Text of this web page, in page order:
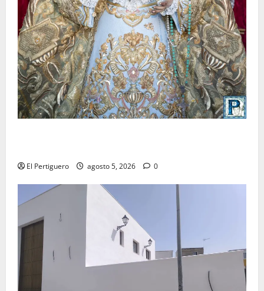
El Pertiguero agosto 5, 2026 0